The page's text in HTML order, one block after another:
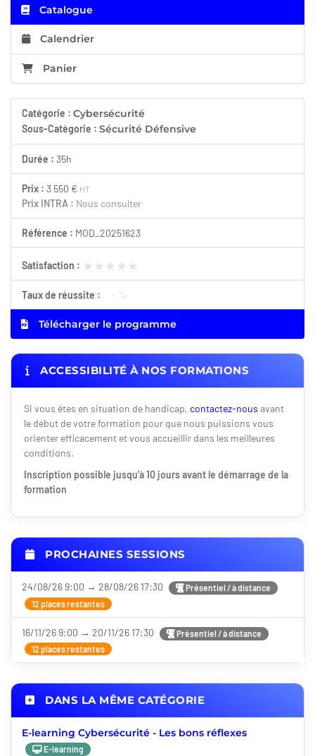
Catalogue
Calendrier
Panier
Catégorie : Cybersécurité
Sous-Catégorie : Sécurité Défensive
Durée : 35h
Prix : 3 550 € HT
Prix INTRA : Nous consulter
Référence : MOD_20251623
Satisfaction : ★★★★★
★★★★★
Taux de réussite : - %
Télécharger le programme
ACCESSIBILITÉ À NOS FORMATIONS
Si vous êtes en situation de handicap, contactez-nous avant
le début de votre formation pour que nous puissions vous
orienter efficacement et vous accueillir dans les meilleures
conditions.
Inscription possible jusqu'à 10 jours avant le démarrage de la
formation
PROCHAINES SESSIONS
24/08/26 9:00 → 28/08/26 17:30
Présentiel / à distance
12 places restantes
16/11/26 9:00 → 20/11/26 17:30
Présentiel / à distance
12 places restantes
DANS LA MÊME CATÉGORIE
E-learning Cybersécurité - Les bons réflexes
E-learning